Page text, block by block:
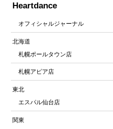
Heartdance
オフィシャルジャーナル
北海道
札幌ポールタウン店
札幌アピア店
東北
エスパル仙台店
関東